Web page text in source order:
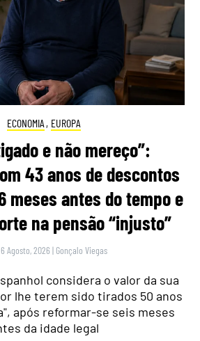
ECONOMIA , EUROPA
e não mereço”:
43 anos de descontos
meses antes do tempo e
na pensão “injusto”
Agosto, 2026 | Gonçalo Viegas
considera o valor da sua
lhe terem sido tirados 50 anos
após reformar-se seis meses
da idade legal